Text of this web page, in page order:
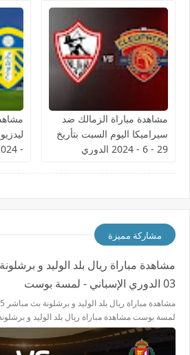
مشاهدة مباراة الزمالك ضد
سيراميكا اليوم السبت بتأريخ
29 - 6 - 2024 الدوري
- 2024 الدور الـ 16
مشاركة مميزة
03 الدوري الإسباني - لمسة بوست
لمسة بوست مشاهدة مباراة ريال بلد الوليد و